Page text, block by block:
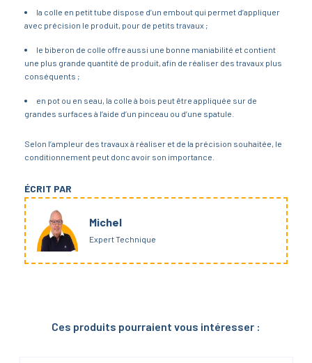
la colle en petit tube dispose d’un embout qui permet d’appliquer
avec précision le produit, pour de petits travaux ;
le biberon de colle offre aussi une bonne maniabilité et contient
une plus grande quantité de produit, afin de réaliser des travaux plus
conséquents ;
en pot ou en seau, la colle à bois peut être appliquée sur de
grandes surfaces à l’aide d’un pinceau ou d’une spatule.
Selon l’ampleur des travaux à réaliser et de la précision souhaitée, le
conditionnement peut donc avoir son importance.
ÉCRIT PAR
Michel
Expert Technique
Ces produits pourraient vous intéresser :